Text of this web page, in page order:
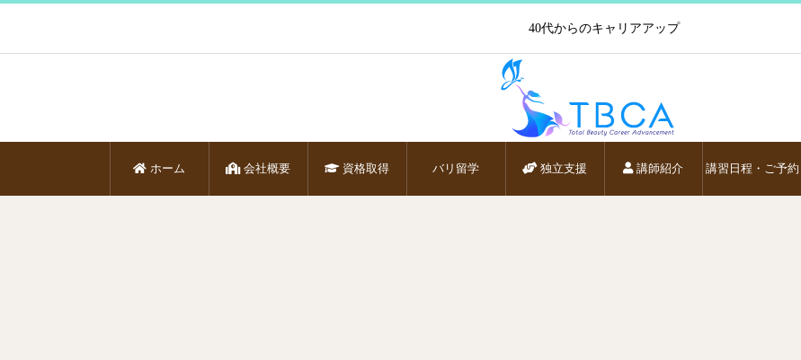
40代からのキャリアアップ
ホーム 会社概要 資格取得 バリ留学 独立支援 講師紹介 講習日程・ご予約